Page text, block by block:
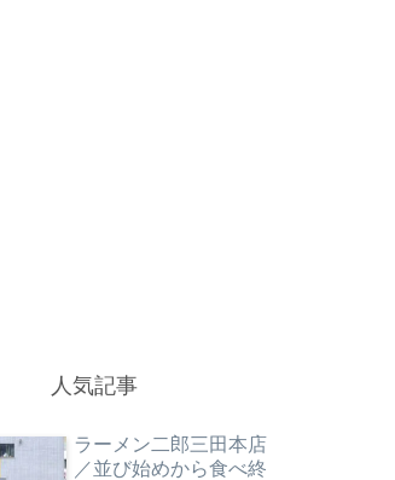
人気記事
ラーメン二郎三田本店
／並び始めから食べ終